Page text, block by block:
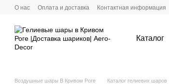
Перейти к основному контенту
О нас Оплата и доставка Контактная информация
Каталог
Воздушные шары В Кривом Роге Каталог гелиевих шаров